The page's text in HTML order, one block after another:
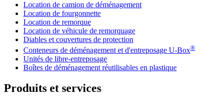
Location de camion de déménagement
Location de fourgonnette
Location de remorque
Location de véhicule de remorquage
Diables et couvertures de protection
Conteneurs de déménagement et d'entreposage U-Box®
Unités de libre-entreposage
Boîtes de déménagement réutilisables en plastique
Produits et services